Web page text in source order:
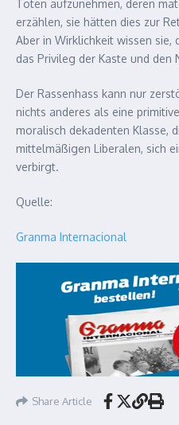
Toten aufzunehmen, deren
erzählen, sie hätten dies zur
Aber in Wirklichkeit wissen sie,
das Privileg der Kaste und den
Der Rassenhass kann nur
nichts anderes als eine
moralisch dekadenten Klasse,
mittelmäßigen Liberalen, sich
verbirgt.
Quelle:
Granma Internacional
Share Article